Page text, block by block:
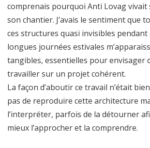
comprenais pourquoi Anti Lovag vivait
son chantier. J’avais le sentiment que
ces structures quasi invisibles pendant
longues journées estivales
tangibles, essentielles pour envisager
travailler sur un projet cohérent.
La façon d’aboutir ce travail n’était
pas de reproduire cette architecture
l’interpréter, parfois de la détourner
mieux l’approcher et la comprendre.